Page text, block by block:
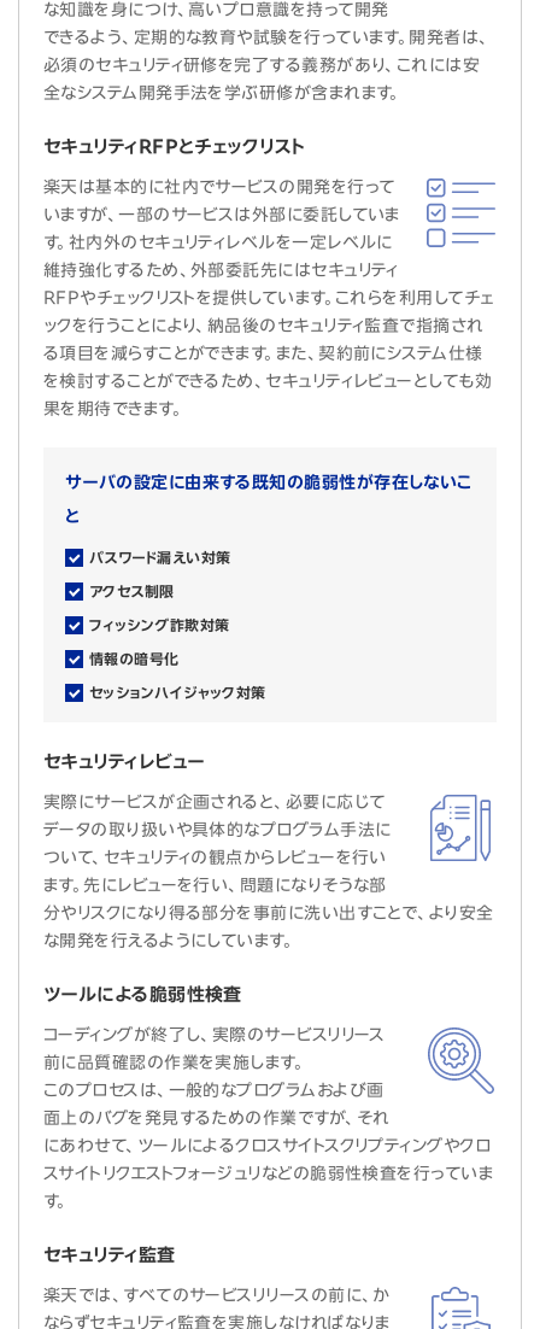
な知識を身につけ、高いプロ意識を持って開発
できるよう、定期的な教育や試験を行っています。開発者は、
必須のセキュリティ研修を完了する義務があり、これには安
全なシステム開発手法を学ぶ研修が含まれます。
セキュリティRFPとチェックリスト
楽天は基本的に社内でサービスの開発を行って
いますが、一部のサービスは外部に委託していま
す。社内外のセキュリティレベルを一定レベルに
維持強化するため、外部委託先にはセキュリティ
RFPやチェックリストを提供しています。これらを利用してチェ
ックを行うことにより、納品後のセキュリティ監査で指摘され
る項目を減らすことができます。また、契約前にシステム仕様
を検討することができるため、セキュリティレビューとしても効
果を期待できます。
サーバの設定に由来する既知の脆弱性が存在しないこ
と
パスワード漏えい対策
アクセス制限
フィッシング詐欺対策
情報の暗号化
セッションハイジャック対策
セキュリティレビュー
実際にサービスが企画されると、必要に応じて
データの取り扱いや具体的なプログラム手法に
ついて、セキュリティの観点からレビューを行い
ます。先にレビューを行い、問題になりそうな部
分やリスクになり得る部分を事前に洗い出すことで、より安全
な開発を行えるようにしています。
ツールによる脆弱性検査
コーディングが終了し、実際のサービスリリース
前に品質確認の作業を実施します。
このプロセスは、一般的なプログラムおよび画
面上のバグを発見するための作業ですが、それ
にあわせて、ツールによるクロスサイトスクリプティングやクロ
スサイトリクエストフォージュリなどの脆弱性検査を行っていま
す。
セキュリティ監査
楽天では、すべてのサービスリリースの前に、か
ならずセキュリティ監査を実施しなければなりま